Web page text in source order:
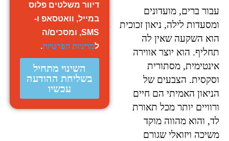
עבור ברים, מועדונים
ומסעדות לילה, ניאון זכוכית
הוא השקעה שאין לה
תחליף. הוא יוצר אווירה
אינטימית, מסתורית
וסקסית. הצבעים של
הניאון האמיתי הם חיים
ורוויים יותר מכל תאורת
לד, והוא מהווה מוקד
משיכה ויזואלי שגורם
דיוור משלטים פלוס
במייל, וואטסאפ ו-
SMS, ומסכים/ה
למדיניות הפרטיות.
השינוי מתחיל
בשליחת ההודעה
עכשיו